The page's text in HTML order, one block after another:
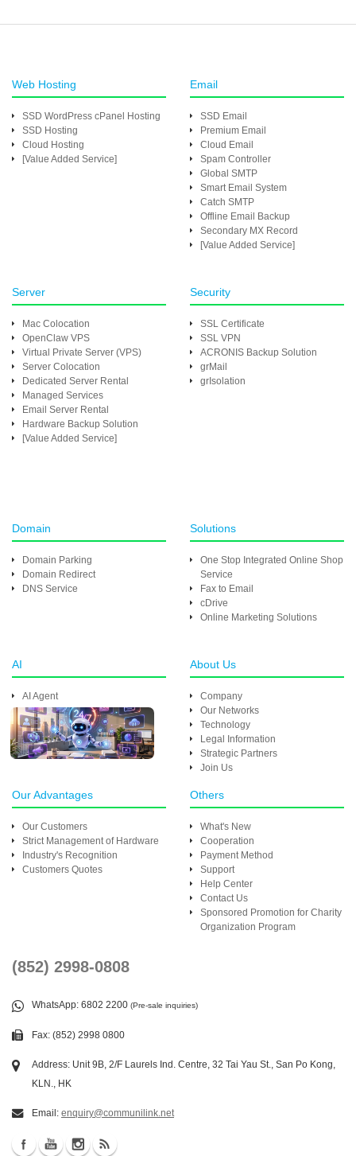
Web Hosting
SSD WordPress cPanel Hosting
SSD Hosting
Cloud Hosting
[Value Added Service]
Email
SSD Email
Premium Email
Cloud Email
Spam Controller
Global SMTP
Smart Email System
Catch SMTP
Offline Email Backup
Secondary MX Record
[Value Added Service]
Server
Mac Colocation
OpenClaw VPS
Virtual Private Server (VPS)
Server Colocation
Dedicated Server Rental
Managed Services
Email Server Rental
Hardware Backup Solution
[Value Added Service]
Security
SSL Certificate
SSL VPN
ACRONIS Backup Solution
grMail
grIsolation
Domain
Domain Parking
Domain Redirect
DNS Service
Solutions
One Stop Integrated Online Shop
Service
Fax to Email
cDrive
Online Marketing Solutions
AI
AI Agent
About Us
Company
Our Networks
Technology
Legal Information
Strategic Partners
Join Us
Our Advantages
Our Customers
Strict Management of Hardware
Industry's Recognition
Customers Quotes
Others
What's New
Cooperation
Payment Method
Support
Help Center
Contact Us
Sponsored Promotion for Charity
Organization Program
(852) 2998-0808
WhatsApp: 6802 2200 (Pre-sale inquiries)
Fax: (852) 2998 0800
Address: Unit 9B, 2/F Laurels Ind. Centre, 32 Tai Yau St., San Po Kong,
KLN., HK
Email: enquiry@communilink.net